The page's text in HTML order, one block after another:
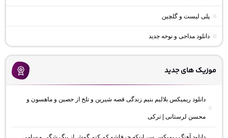
پلی لیست و گلچین
دانلود مداحی و نوحه جدید
موزیک های جدید
دانلود ریمیکس بلالیم بنیم زندگی قصه شیرین و تلخ از حصین و ماهسون و
محسن لرستانی | ترکی